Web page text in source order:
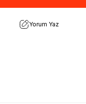
Yorum Yaz